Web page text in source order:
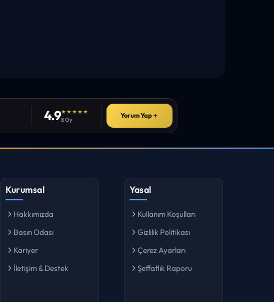
4.9★★★★★
8 Oy
Yorum Yap＋
Kurumsal
Kariyer
İletişim & Destek
Yasal
Kullanım Koşulları
Çerez Ayarları
Şeffaflık Raporu